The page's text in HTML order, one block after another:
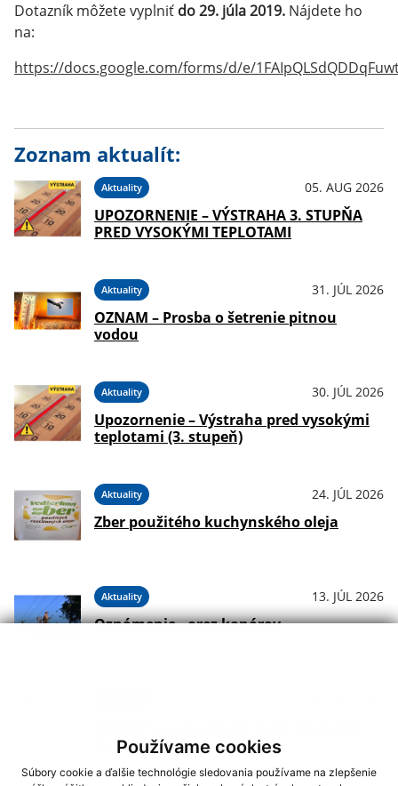
Používame cookies
Súbory cookie a ďalšie technológie sledovania používame na zlepšenie
Dotazník môžete vyplniť do 29. júla 2019. Nájdete ho
na:
https://docs.google.com/forms/d/e/
Zoznam aktualít:
Aktuality 05. AUG 2026
UPOZORNENIE – VÝSTRAHA 3. STUPŇA
PRED VYSOKÝMI TEPLOTAMI
Aktuality 31. JÚL 2026
OZNAM – Prosba o šetrenie pitnou
vodou
Aktuality 30. JÚL 2026
Upozornenie – Výstraha pred vysokými
teplotami (3. stupeň)
Aktuality 24. JÚL 2026
Zber použitého kuchynského oleja
Aktuality 13. JÚL 2026
Oznámenie - orez konárov
teplotami